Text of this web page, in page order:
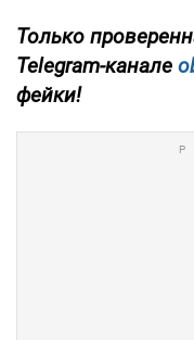
Только
Telegram-канале
фейки!